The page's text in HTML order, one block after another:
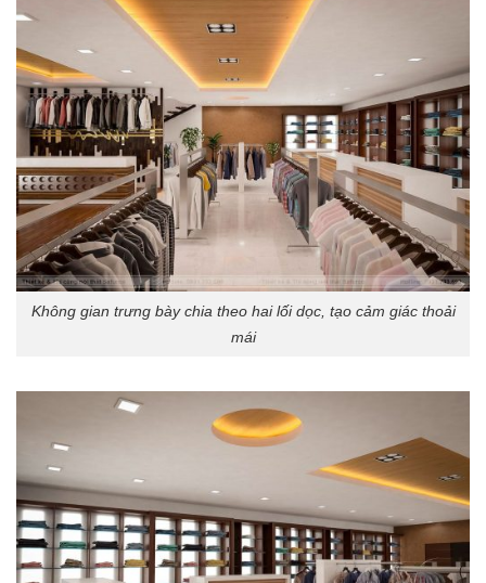
Không gian trưng bày chia theo hai lối dọc, tạo cảm giác thoải
mái